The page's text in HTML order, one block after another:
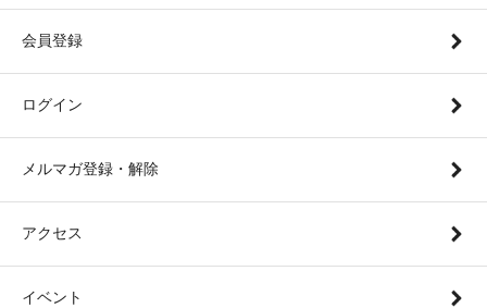
会員登録
ログイン
メルマガ登録・解除
アクセス
イベント